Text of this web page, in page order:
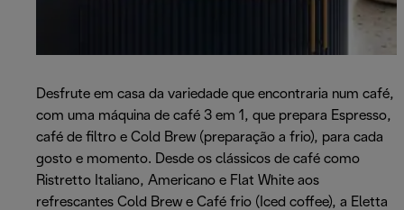
Desfrute em casa da variedade que encontraria num café,
com uma máquina de café 3 em 1, que prepara Espresso,
café de filtro e Cold Brew (preparação a frio), para cada
gosto e momento. Desde os clássicos de café como
Ristretto Italiano, Americano e Flat White aos
refrescantes Cold Brew e Café frio (Iced coffee), a Eletta